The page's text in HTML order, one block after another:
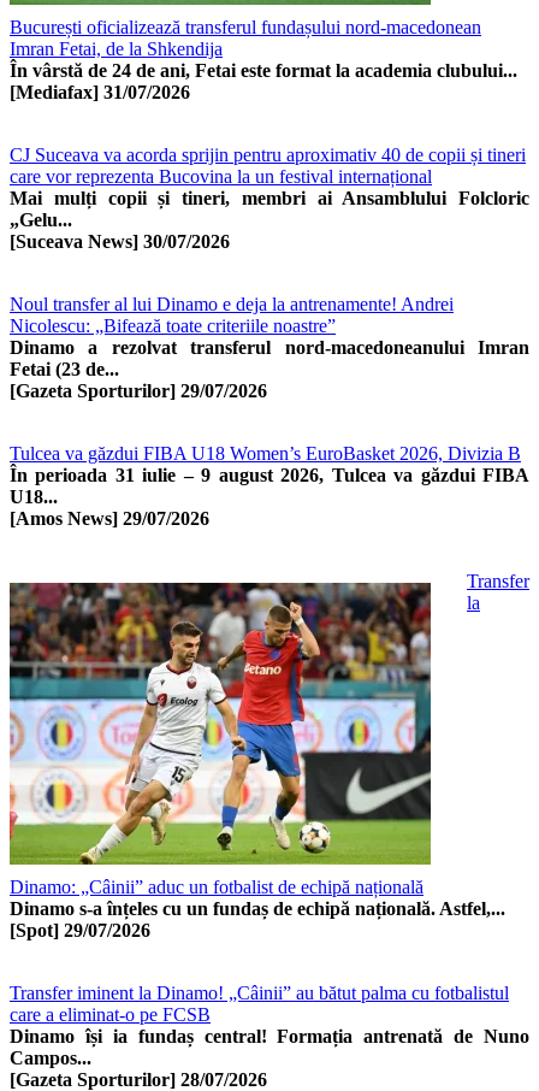
București oficializează transferul fundașului nord-macedonean
Imran Fetai, de la Shkendija
În vârstă de 24 de ani, Fetai este format la academia clubului...
[Mediafax] 31/07/2026
CJ Suceava va acorda sprijin pentru aproximativ 40 de copii și tineri
care vor reprezenta Bucovina la un festival internațional
Mai mulți copii și tineri, membri ai Ansamblului Folcloric
„Gelu...
[Suceava News] 30/07/2026
Noul transfer al lui Dinamo e deja la antrenamente! Andrei
Nicolescu: „Bifează toate criteriile noastre”
Dinamo a rezolvat transferul nord-macedoneanului Imran
Fetai (23 de...
[Gazeta Sporturilor] 29/07/2026
Tulcea va găzdui FIBA U18 Women’s EuroBasket 2026, Divizia B
În perioada 31 iulie – 9 august 2026, Tulcea va găzdui FIBA
U18...
[Amos News] 29/07/2026
Transfer
la
Dinamo: „Câinii” aduc un fotbalist de echipă națională
Dinamo s-a înțeles cu un fundaș de echipă națională. Astfel,...
[Spot] 29/07/2026
Transfer iminent la Dinamo! „Câinii” au bătut palma cu fotbalistul
care a eliminat-o pe FCSB
Dinamo își ia fundaș central! Formația antrenată de Nuno
Campos...
[Gazeta Sporturilor] 28/07/2026